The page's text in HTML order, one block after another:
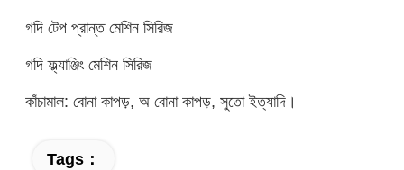
গদি টেপ প্রান্ত মেশিন সিরিজ
গদি ফ্ল্যাঞ্জিং মেশিন সিরিজ
কাঁচামাল: বোনা কাপড়, অ বোনা কাপড়, সুতো ইত্যাদি।
Tags：